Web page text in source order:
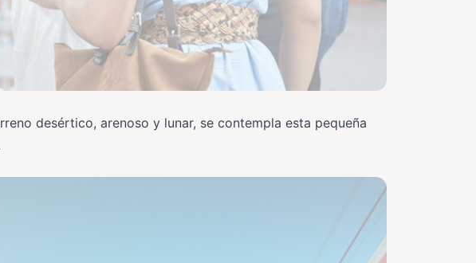
desértico, arenoso y lunar, se contempla esta pequeña